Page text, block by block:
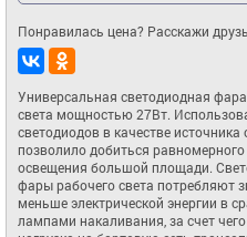
Понравилась цена? Расскажи
Универсальная светодиодная
света мощностью 27Вт.
светодиодов в качестве источника
позволило добиться равномерного
освещения большой площади.
фары рабочего света потребляют
меньше электрической энергии в
лампами накаливания, за счет